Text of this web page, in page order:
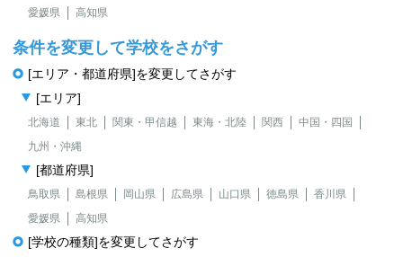
愛媛県
高知県
条件を変更して学校をさがす
[エリア・都道府県]を変更してさがす
[エリア]
北海道 東北 関東・甲信越 東海・北陸 関西
中国・四国
九州・沖縄
[都道府県]
鳥取県 島根県 岡山県 広島県 山口県 徳島県
香川県
愛媛県
高知県
[学校の種類]を変更してさがす